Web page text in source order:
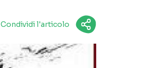
Condividi l'articolo